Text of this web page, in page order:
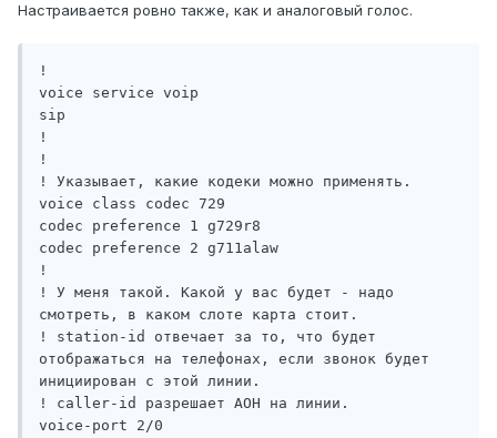
Настраивается ровно также, как и аналоговый голос.
!
voice service voip
sip
!
!
! Указывает, какие кодеки можно применять.
voice class codec 729
codec preference 1 g729r8
codec preference 2 g711alaw
!
! У меня такой. Какой у вас будет - надо
смотреть, в каком слоте карта стоит.
! station-id отвечает за то, что будет
отображаться на телефонах, если звонок будет
инициирован с этой линии.
! caller-id разрешает АОН на линии.
voice-port 2/0